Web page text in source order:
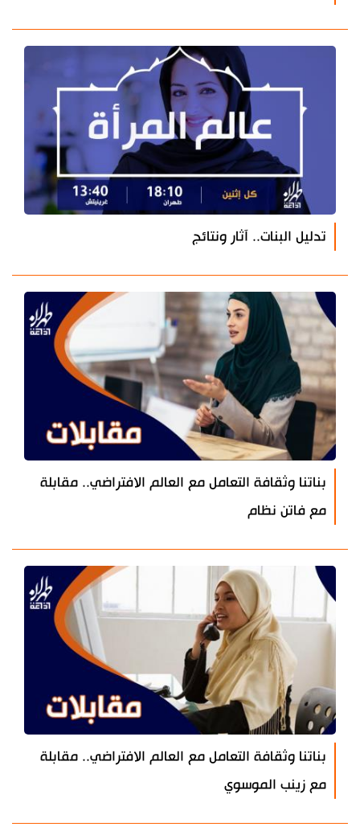
تدليل البنات.. آثار ونتائج
بناتنا وثقافة التعامل مع العالم الافتراضي.. مقابلة
مع فاتن نظام
بناتنا وثقافة التعامل مع العالم الافتراضي.. مقابلة
مع زينب الموسوي